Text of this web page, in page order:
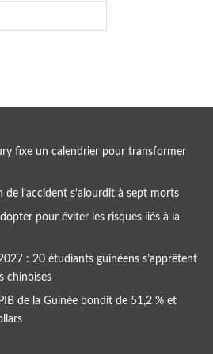
fixe un calendrier pour transformer
de l’accident s’alourdit à sept morts
pour éviter les risques liés à la
: 20 étudiants guinéens s’apprêtent
chinoises
de la Guinée bondit de 51,2 % et